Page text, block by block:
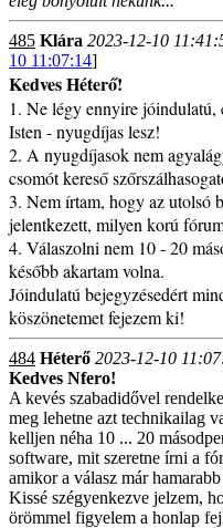
485 Klára 2023-12-10
10 11:07:14]
Kedves Héterő!
1. Ne légy ennyire
Isten - nyugdíjas lesz!
2. A nyugdíjasok nem
csomót kereső
3. Nem írtam, hogy az utolsó
jelentkezett, milyen korú
4. Válaszolni nem 10 - 20
később akartam volna.
Jóindulatú bejegyzésedért
köszönetemet fejezem ki!
484 Héterő 2023-12-10
Kedves Nfero!
A kevés szabadidővel
meg lehetne azt technikailag
kelljen néha 10 ... 20
software, mit szeretne írni a
amikor a válasz már
Kissé szégyenkezve jelzem,
örömmel figyelem a honlap